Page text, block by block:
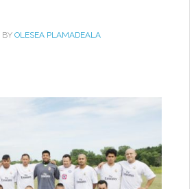
BY OLESEA PLAMADEALA